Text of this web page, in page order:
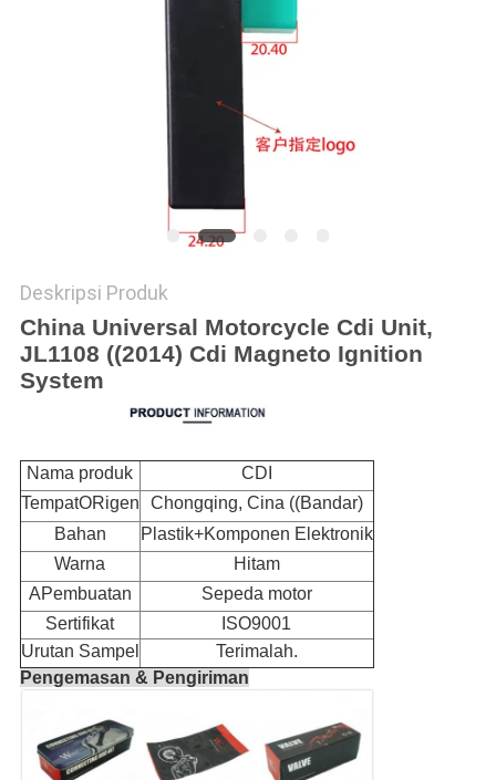
Deskripsi Produk
China Universal Motorcycle Cdi Unit,
JL1108 ((2014) Cdi Magneto Ignition
System
Nama produk
CDI
TempatORigen
Chongqing, Cina ((Bandar)
Bahan
Plastik+Komponen Elektronik
Warna
Hitam
APembuatan
Sepeda motor
Sertifikat
ISO9001
Urutan Sampel
Terimalah.
Pengemasan & Pengiriman